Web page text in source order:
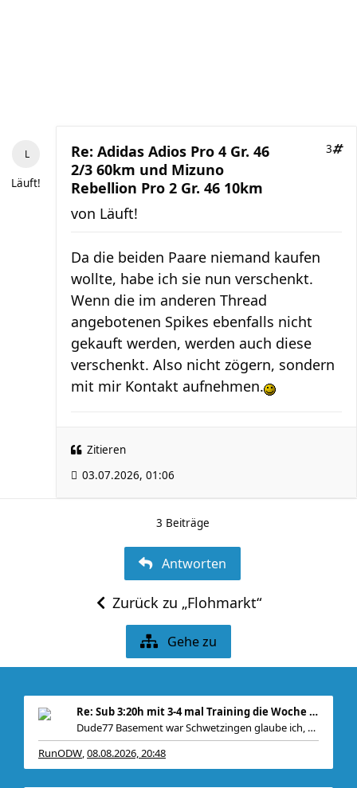
Läuft!
Re: Adidas Adios Pro 4 Gr. 46
2/3 60km und Mizuno
Rebellion Pro 2 Gr. 46 10km
3
von Läuft!
Da die beiden Paare niemand kaufen
wollte, habe ich sie nun verschenkt.
Wenn die im anderen Thread
angebotenen Spikes ebenfalls nicht
gekauft werden, werden auch diese
verschenkt. Also nicht zögern, sondern
mit mir Kontakt aufnehmen.
Zitieren
03.07.2026, 01:06
3 Beiträge
Antworten
Zurück zu „Flohmarkt“
Gehe zu
Re: Sub 3:20h mit 3-4 mal Training die Woche machb
Dude77 Basement war Schwetzingen glaube ich, war
RunODW,08.08.2026, 20:48